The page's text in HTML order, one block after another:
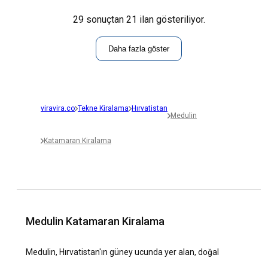
29 sonuçtan 21 ilan gösteriliyor.
Daha fazla göster
viravira.co Tekne Kiralama Hırvatistan
Medulin
Katamaran Kiralama
Medulin Katamaran Kiralama
Medulin, Hırvatistan'ın güney ucunda yer alan, doğal